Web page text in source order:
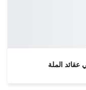
الملة